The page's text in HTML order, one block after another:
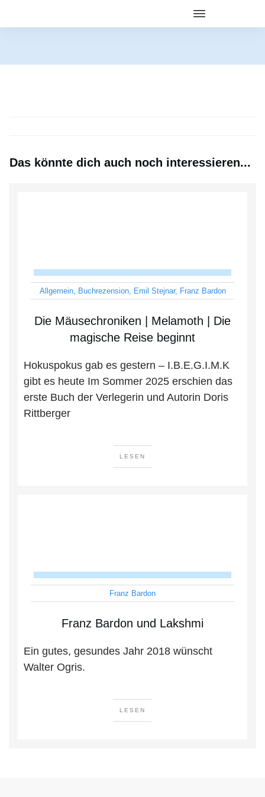
Das könnte dich auch noch interessieren...
Allgemein, Buchrezension, Emil Stejnar, Franz Bardon
Die Mäusechroniken | Melamoth | Die
magische Reise beginnt
Hokuspokus gab es gestern – I.B.E.G.I.M.K
gibt es heute Im Sommer 2025 erschien das
erste Buch der Verlegerin und Autorin Doris
Rittberger
LESEN
Franz Bardon
Franz Bardon und Lakshmi
Ein gutes, gesundes Jahr 2018 wünscht
Walter Ogris.
LESEN